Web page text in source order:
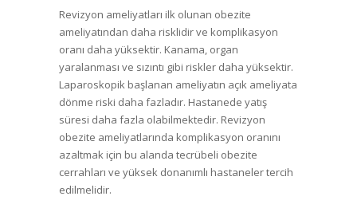
Revizyon ameliyatları ilk olunan obezite
ameliyatından daha risklidir ve komplikasyon
oranı daha yüksektir. Kanama, organ
yaralanması ve sızıntı gibi riskler daha yüksektir.
Laparoskopik başlanan ameliyatın açık ameliyata
dönme riski daha fazladır. Hastanede yatış
süresi daha fazla olabilmektedir. Revizyon
obezite ameliyatlarında komplikasyon oranını
azaltmak için bu alanda tecrübeli obezite
cerrahları ve yüksek donanımlı hastaneler tercih
edilmelidir.